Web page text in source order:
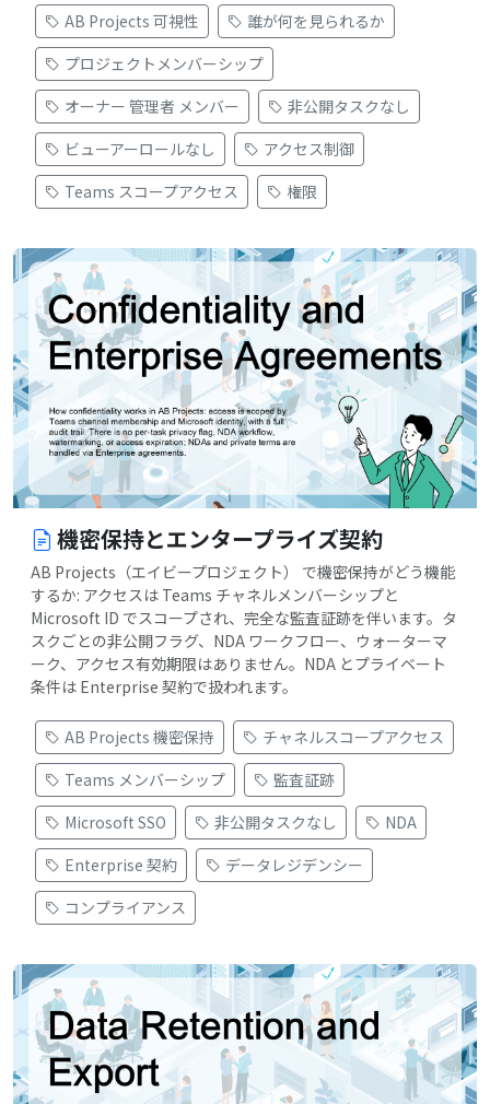
AB Projects 可視性
誰が何を見られるか
プロジェクトメンバーシップ
オーナー 管理者 メンバー
非公開タスクなし
ビューアーロールなし
アクセス制御
Teams スコープアクセス
権限
機密保持とエンタープライズ契約
AB Projects（エイビープロジェクト） で機密保持がどう機能
するか: アクセスは Teams チャネルメンバーシップと
Microsoft ID でスコープされ、完全な監査証跡を伴います。タ
スクごとの非公開フラグ、NDA ワークフロー、ウォーターマ
ーク、アクセス有効期限はありません。NDA とプライベート
条件は Enterprise 契約で扱われます。
AB Projects 機密保持
チャネルスコープアクセス
Teams メンバーシップ
監査証跡
Microsoft SSO
非公開タスクなし
NDA
Enterprise 契約
データレジデンシー
コンプライアンス